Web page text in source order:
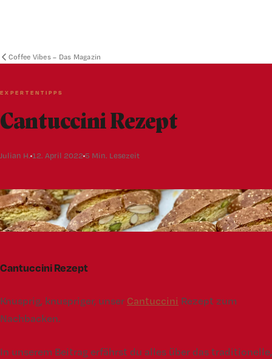
Coffee Vibes – Das Magazin
EXPERTENTIPPS
Cantuccini Rezept
Julian H. 12. April 2022 5 Min. Lesezeit
Cantuccini Rezept
Knusprig, knuspriger, unser Cantuccini Rezept zum
Nachbacken.
In unserem Beitrag erfährst du alles über das traditionelle,